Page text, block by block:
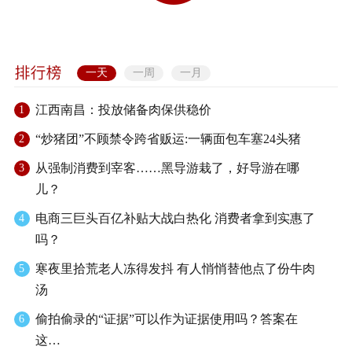
一天 一周 一月
1 江西南昌：投放储备肉保供稳价
2 “炒猪团”不顾禁令跨省贩运:一辆面包车塞24头猪
3
从强制消费到宰客……黑导游栽了，好导游在哪
儿？
4
电商三巨头百亿补贴大战白热化 消费者拿到实惠了
吗？
5
寒夜里拾荒老人冻得发抖 有人悄悄替他点了份牛肉
汤
6
偷拍偷录的“证据”可以作为证据使用吗？答案在
这…